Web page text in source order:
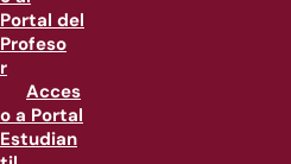
Portal del
Profeso
r
Acces
o a Portal
Estudian